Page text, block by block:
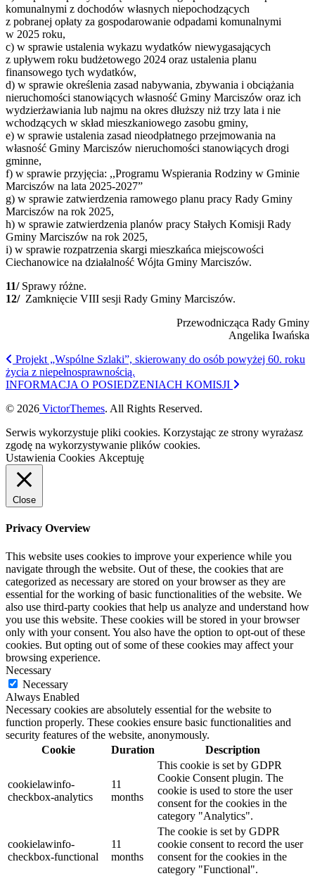
komunalnymi z dochodów własnych niepochodzących
z pobranej opłaty za gospodarowanie odpadami komunalnymi
w 2025 roku,
c) w sprawie ustalenia wykazu wydatków niewygasających
z upływem roku budżetowego 2024 oraz ustalenia planu
finansowego tych wydatków,
d) w sprawie określenia zasad nabywania, zbywania i obciążania
nieruchomości stanowiących własność Gminy Marciszów oraz ich
wydzierżawiania lub najmu na okres dłuższy niż trzy lata i nie
wchodzących w skład mieszkaniowego zasobu gminy,
e) w sprawie ustalenia zasad nieodpłatnego przejmowania na
własność Gminy Marciszów nieruchomości stanowiących drogi
gminne,
f) w sprawie przyjęcia: ,,Programu Wspierania Rodziny w Gminie
Marciszów na lata 2025-2027”
g) w sprawie zatwierdzenia ramowego planu pracy Rady Gminy
Marciszów na rok 2025,
h) w sprawie zatwierdzenia planów pracy Stałych Komisji Rady
Gminy Marciszów na rok 2025,
i) w sprawie rozpatrzenia skargi mieszkańca miejscowości
Ciechanowice na działalność Wójta Gminy Marciszów.
11/Sprawy różne.
12/ Zamknięcie VIII sesji Rady Gminy Marciszów.
Przewodnicząca Rady Gminy
Angelika Iwańska
Projekt „Wspólne Szlaki”, skierowany do osób powyżej 60. roku
życia z niepełnosprawnością.
INFORMACJA O POSIEDZENIACH KOMISJI
© 2026 VictorThemes. All Rights Reserved.
Serwis wykorzystuje pliki cookies. Korzystając ze strony wyrażasz
zgodę na wykorzystywanie plików cookies.
Ustawienia Cookies Akceptuję
Close
Privacy Overview
This website uses cookies to improve your experience while you
navigate through the website. Out of these, the cookies that are
categorized as necessary are stored on your browser as they are
essential for the working of basic functionalities of the website. We
also use third-party cookies that help us analyze and understand how
you use this website. These cookies will be stored in your browser
only with your consent. You also have the option to opt-out of these
cookies. But opting out of some of these cookies may affect your
browsing experience.
Necessary
Necessary
Always Enabled
Necessary cookies are absolutely essential for the website to
function properly. These cookies ensure basic functionalities and
security features of the website, anonymously.
Cookie
Duration Description
cookielawinfo-
checkbox-analytics
11
months
This cookie is set by GDPR
Cookie Consent plugin. The
cookie is used to store the user
consent for the cookies in the
category "Analytics".
cookielawinfo-
checkbox-functional
11
months
The cookie is set by GDPR
cookie consent to record the user
consent for the cookies in the
category "Functional".